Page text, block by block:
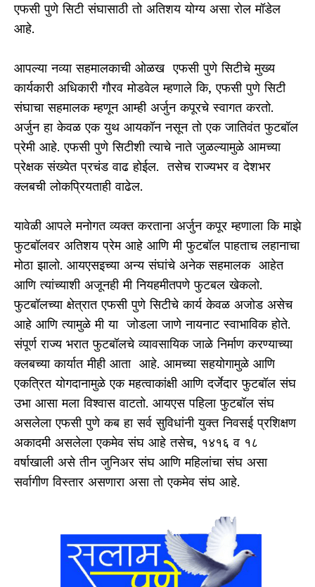
एफसी पुणे सिटी संघासाठी तो अतिशय योग्य असा रोल मॉडेल
आहे.
आपल्या नव्या सहमालकाची ओळख एफसी पुणे सिटीचे मुख्य
कार्यकारी अधिकारी गौरव मोडवेल म्हणाले कि, एफसी पुणे सिटी
संघाचा सहमालक म्हणून आम्ही अर्जुन कपूरचे स्वागत करतो.
अर्जुन हा केवळ एक युथ आयकॉन नसून तो एक जातिवंत फुटबॉल
प्रेमी आहे. एफसी पुणे सिटीशी त्याचे नाते जुळल्यामुळे आमच्या
प्रेक्षक संख्येत प्रचंड वाढ होईल. तसेच राज्यभर व देशभर
क्लबची लोकप्रियताही वाढेल.
यावेळी आपले मनोगत व्यक्त करताना अर्जुन कपूर म्हणाला कि माझे
फुटबॉलवर अतिशय प्रेम आहे आणि मी फुटबॉल पाहताच लहानाचा
मोठा झालो. आयएसइच्या अन्य संघांचे अनेक सहमालक आहेत
आणि त्यांच्याशी अजूनही मी नियहमीतपणे फुटबल खेकलो.
फुटबॉलच्या क्षेत्रात एफसी पुणे सिटीचे कार्य केवळ अजोड असेच
आहे आणि त्यामुळे मी या जोडला जाणे नायनाट स्वाभाविक होते.
संपूर्ण राज्य भरात फुटबॉलचे व्यावसायिक जाळे निर्माण करण्याच्या
क्लबच्या कार्यात मीही आता आहे. आमच्या सहयोगामुळे आणि
एकत्रित योगदानामुळे एक महत्वाकांक्षी आणि दर्जेदार फुटबॉल संघ
उभा आसा मला विश्वास वाटतो. आयएस पहिला फुटबॉल संघ
असलेला एफसी पुणे कब हा सर्व सुविधांनी युक्त निवसई प्रशिक्षण
अकादमी असलेला एकमेव संघ आहे तसेच, १४१६ व १८
वर्षाखाली असे तीन जुनिअर संघ आणि महिलांचा संघ असा
सर्वागीण विस्तार असणारा असा तो एकमेव संघ आहे.